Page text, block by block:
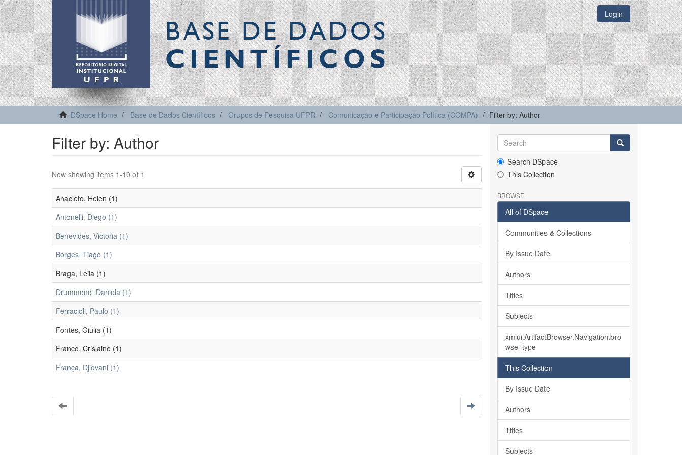
BASE DE DADOS
CIENTÍFICOS
Login
DSpace Home Base de Dados Científicos Grupos de Pesquisa UFPR Comunicação e Participação Política (COMPA) Filter by: Author
Filter by: Author
Now showing items 1-10 of 1
Anacleto, Helen (1)
Antonelli, Diego (1)
Benevides, Victoria (1)
Borges, Tiago (1)
Braga, Leila (1)
Drummond, Daniela (1)
Ferracioli, Paulo (1)
Fontes, Giulia (1)
Franco, Crislaine (1)
França, Djiovani (1)
Search DSpace
This Collection
BROWSE
All of DSpace
Communities & Collections
By Issue Date
Authors
Titles
Subjects
xmlui.ArtifactBrowser.Navigation.bro
wse_type
This Collection
By Issue Date
Authors
Titles
Subjects